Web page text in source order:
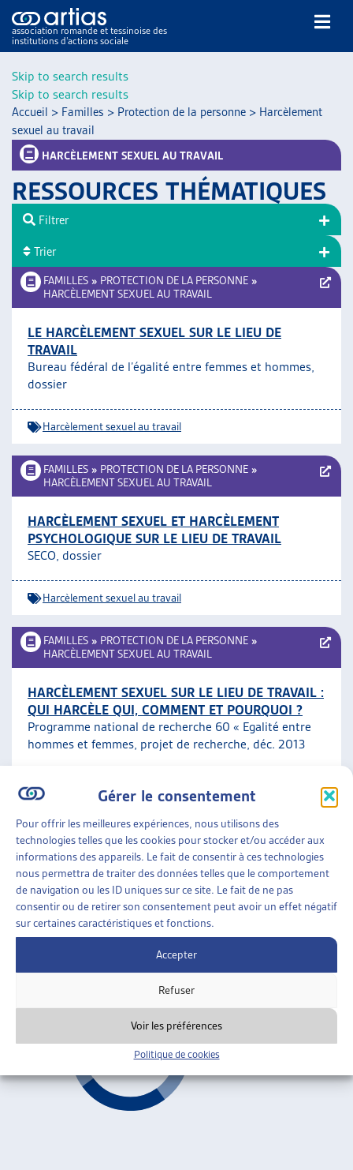
Skip to search results
Gérer le consentement
Pour offrir les meilleures expériences, nous utilisons des
technologies telles que les cookies pour stocker et/ou accéder aux
informations des appareils. Le fait de consentir à ces technologies
nous permettra de traiter des données telles que le comportement
de navigation ou les ID uniques sur ce site. Le fait de ne pas
consentir ou de retirer son consentement peut avoir un effet négatif
sur certaines caractéristiques et fonctions.
Accepter
Refuser
Voir les préférences
Politique de cookies
Skip to search results
association romande et tessinoise des
institutions d’actions sociale
NOS PUBLICATIONS
ARTICLES
VEILLE
RESSOURCES
THÉMATIQUES
GUIDE SOCIAL ROMAND
AUTRES
ARTIAS
L’ASSOCIATION
PROJETS ET ACTIVITÉS
JOURNÉES D’AUTOMNE
Accueil > Familles > Protection de la personne > Harcèlement
sexuel au travail
HARCÈLEMENT SEXUEL AU TRAVAIL
RESSOURCES THÉMATIQUES
FAMILLES » PROTECTION DE LA PERSONNE »
HARCÈLEMENT SEXUEL AU TRAVAIL
LE HARCÈLEMENT SEXUEL SUR LE LIEU DE
TRAVAIL
Bureau fédéral de l’égalité entre femmes et hommes,
dossier
Harcèlement sexuel au travail
FAMILLES » PROTECTION DE LA PERSONNE »
HARCÈLEMENT SEXUEL AU TRAVAIL
HARCÈLEMENT SEXUEL ET HARCÈLEMENT
PSYCHOLOGIQUE SUR LE LIEU DE TRAVAIL
SECO, dossier
Harcèlement sexuel au travail
FAMILLES » PROTECTION DE LA PERSONNE »
HARCÈLEMENT SEXUEL AU TRAVAIL
HARCÈLEMENT SEXUEL SUR LE LIEU DE TRAVAIL :
QUI HARCÈLE QUI, COMMENT ET POURQUOI ?
Programme national de recherche 60 « Egalité entre
hommes et femmes, projet de recherche, déc. 2013
Harcèlement sexuel au travail
FAMILLES»PROTECTION DE LA PERSONNE»
HARCÈLEMENT SEXUEL AU TRAVAIL
RISQUE ET AMPLEUR DU HARCÈLEMENT SEXUEL
SUR LE LIEU DE TRAVAIL
SECO/Bureau fédéral de l’égalité entre femmes et
hommes, étude, janv. 2008
Harcèlement sexuel au travail
Filtrer
Trier